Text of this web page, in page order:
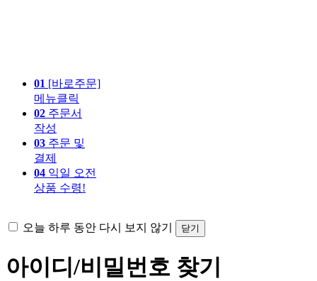
01 [바로주문]
메뉴클릭
02 주문서
작성
03 주문 및
결제
04 익일 오전
상품 수령!
오늘 하루 동안 다시 보지 않기 닫기
아이디/비밀번호 찾기